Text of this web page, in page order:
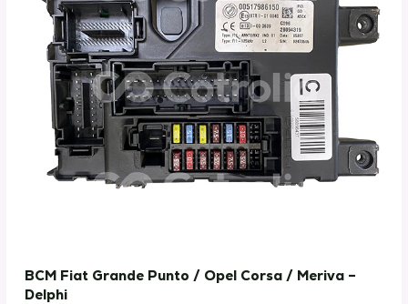
BCM Fiat Grande Punto / Opel Corsa / Meriva –
Delphi